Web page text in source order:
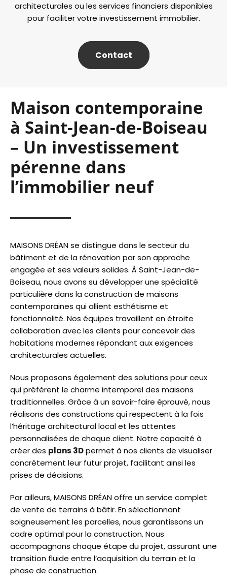
architecturales ou les services financiers disponibles
pour faciliter votre investissement immobilier.
Contact
Maison contemporaine
à Saint-Jean-de-Boiseau
– Un investissement
pérenne dans
l’immobilier neuf
MAISONS DRÉAN se distingue dans le secteur du
bâtiment et de la rénovation par son approche
engagée et ses valeurs solides. À Saint-Jean-de-
Boiseau, nous avons su développer une spécialité
particulière dans la construction de maisons
contemporaines qui allient esthétisme et
fonctionnalité. Nos équipes travaillent en étroite
collaboration avec les clients pour concevoir des
habitations modernes répondant aux exigences
architecturales actuelles.
Nous proposons également des solutions pour ceux
qui préfèrent le charme intemporel des maisons
traditionnelles. Grâce à un savoir-faire éprouvé, nous
réalisons des constructions qui respectent à la fois
l’héritage architectural local et les attentes
personnalisées de chaque client. Notre capacité à
créer des plans 3Dpermet à nos clients de visualiser
concrètement leur futur projet, facilitant ainsi les
prises de décisions.
Par ailleurs, MAISONS DRÉAN offre un service complet
de vente de terrains à bâtir. En sélectionnant
soigneusement les parcelles, nous garantissons un
cadre optimal pour la construction. Nous
accompagnons chaque étape du projet, assurant une
transition fluide entre l’acquisition du terrain et la
phase de construction.